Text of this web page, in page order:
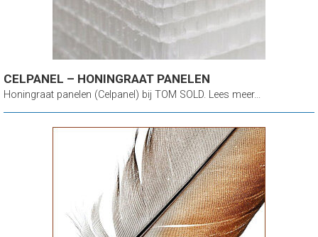
CELPANEL – HONINGRAAT PANELEN
Honingraat panelen (Celpanel) bij TOM SOLD. Lees meer...